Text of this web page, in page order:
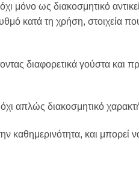
μόνο ως διακοσμητικό
κατά τη χρήση, στοιχεία
διαφορετικά γούστα και
απλώς διακοσμητικό
καθημερινότητα, και μπορεί